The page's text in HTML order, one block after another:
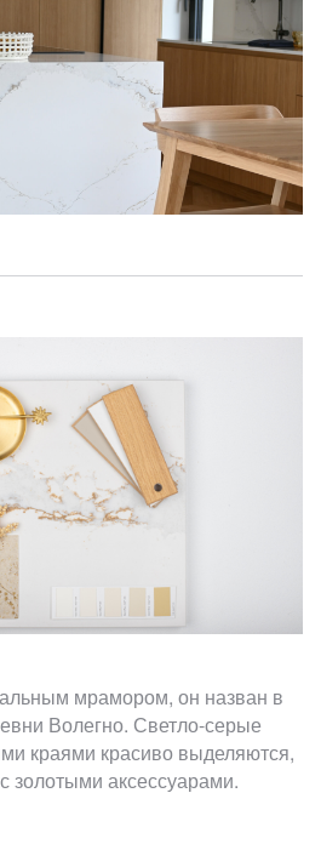
мрамором, он назван в
Волегно. Светло-серые
краями красиво выделяются,
золотыми аксессуарами.